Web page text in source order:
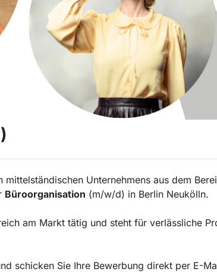
Unternehmens aus dem
Büroorganisation (m/w/d) in Berlin Neukölln.
am Markt tätig und steht für verlässliche
schicken Sie Ihre Bewerbung direkt per E-